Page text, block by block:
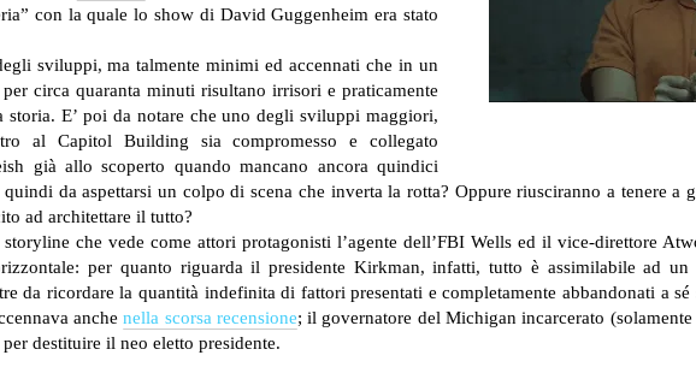
con la quale lo show di David Guggenheim era stato
sviluppi, ma talmente minimi ed accennati che in un
circa quaranta minuti risultano irrisori e praticamente
E’ poi da notare che uno degli sviluppi maggiori,
al Capitol Building sia compromesso e collegato
già allo scoperto quando mancano ancora quindici
da aspettarsi un colpo di scena che inverta la rotta? Oppure riusciranno a tenere a
ad architettare il tutto?
che vede come attori protagonisti l’agente dell’FBI Wells ed il vice-direttore
per quanto riguarda il presidente Kirkman, infatti, tutto è assimilabile ad un
da ricordare la quantità indefinita di fattori presentati e completamente abbandonati a
anchenella scorsa recensione; il governatore del Michigan incarcerato
destituire il neo eletto presidente.